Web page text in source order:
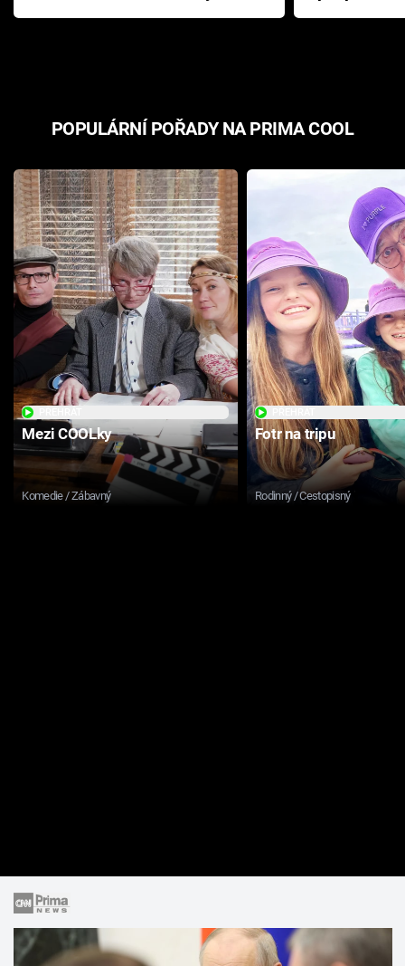
Pottera přišla s ráznou
přichází s
POPULÁRNÍ POŘADY NA PRIMA COOL
Mezi COOLky
Komedie / Zábavný
Fotr na tripu
Rodinný / Cestopisný